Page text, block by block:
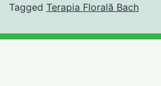
Tagged Terapia Florală Bach